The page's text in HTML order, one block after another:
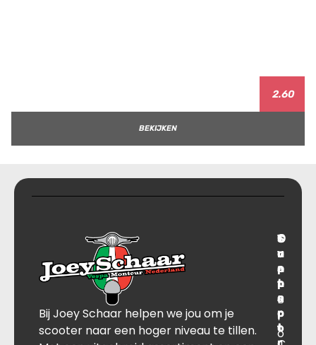
2.60
BEKIJKEN
Bij Joey Schaar helpen we jou om je
scooter naar een hoger niveau te tillen.
T
r
a
n
s
p
o
O
v
e
r
B
l
o
S
u
p
p
o
r
t
C
o
n
t
a
c
t